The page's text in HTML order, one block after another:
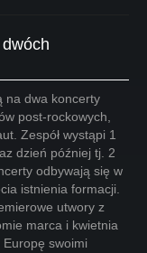
na dwa koncerty
post-rockowych,
Zespół wystąpi 1
dzień później tj. 2
odbywają się w
istnienia formacji.
utwory z
marca i kwietnia
swoimi